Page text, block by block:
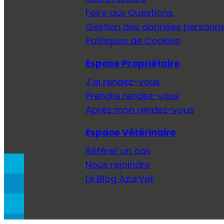
Foire aux Questions
Gestion des données
Politiques de Cookies
Espace Propriétaire
J’ai rendez-vous
Prendre rendez-vous
Après mon rendez-vous
Espace Vétérinaire
Référer un cas
Nous rejoindre
Le Blog AzurVet